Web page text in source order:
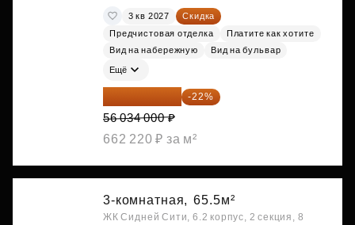
3 кв 2027
Скидка
Предчистовая отделка
Платите как хотите
Вид на набережную
Вид на бульвар
Ещё
43 706 520 ₽ -22%
56 034 000 ₽
662 220 ₽ за м²
3-комнатная, 65.5м²
ЖК Сидней Сити, 6.2 корпус, 2 секция, 8